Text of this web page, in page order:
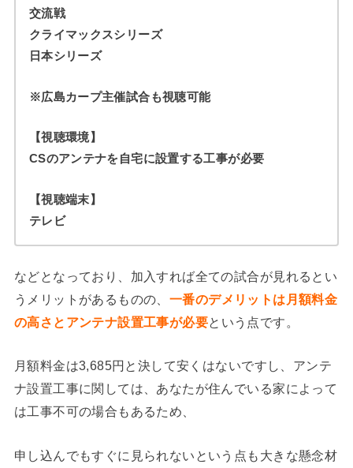
交流戦
クライマックスシリーズ
日本シリーズ
※広島カープ主催試合も視聴可能
【視聴環境】
CSのアンテナを自宅に設置する工事が必要
【視聴端末】
テレビ
などとなっており、加入すれば全ての試合が見れるとい
うメリットがあるものの、 一番のデメリットは月額料金
の高さとアンテナ設置工事が必要という点です。
月額料金は3,685円と決して安くはないですし、アンテ
ナ設置工事に関しては、あなたが住んでいる家によって
は工事不可の場合もあるため、
申し込んでもすぐに見られないという点も大きな懸念材